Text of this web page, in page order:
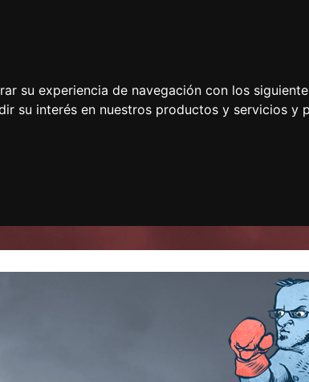
su experiencia de navegación con los
su interés en nuestros productos y servicios y